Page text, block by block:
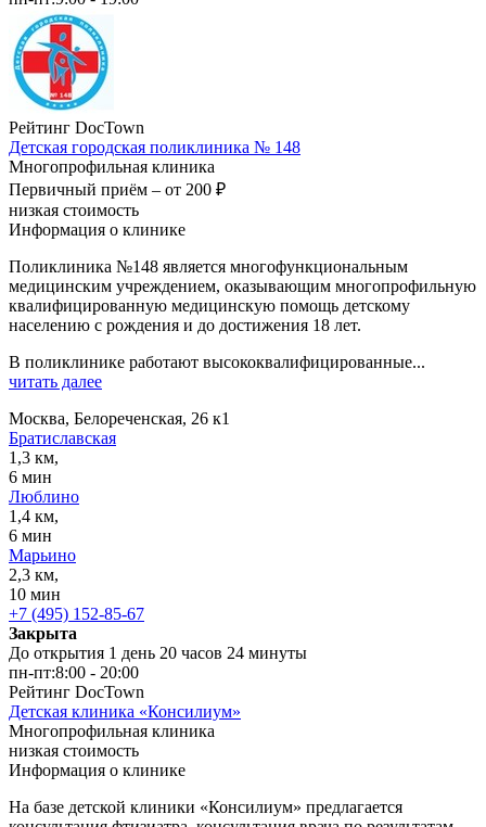
Рейтинг DocTown
Детская городская поликлиника № 148
Многопрофильная клиника
Первичный приём – от 200 ₽
низкая стоимость
Информация о клинике
Поликлиника №148 является многофункциональным
медицинским учреждением, оказывающим многопрофильную
квалифицированную медицинскую помощь детскому
населению с рождения и до достижения 18 лет.
В поликлинике работают высококвалифицированные...
читать далее
Москва, Белореченская, 26 к1
Братиславская
1,3 км,
6 мин
Люблино
1,4 км,
6 мин
Марьино
2,3 км,
10 мин
+7 (495) 152-85-67
Закрыта
До открытия 1 день 20 часов 24 минуты
пн-пт:8:00 - 20:00
Рейтинг DocTown
Детская клиника «Консилиум»
Многопрофильная клиника
низкая стоимость
Информация о клинике
На базе детской клиники «Консилиум» предлагается